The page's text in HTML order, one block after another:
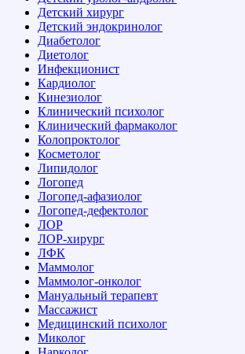
Детский хирург
Детский эндокринолог
Диабетолог
Диетолог
Инфекционист
Кардиолог
Кинезиолог
Клинический психолог
Клинический фармаколог
Колопроктолог
Косметолог
Липидолог
Логопед
Логопед-афазиолог
Логопед-дефектолог
ЛОР
ЛОР-хирург
ЛФК
Маммолог
Маммолог-онколог
Мануальный терапевт
Массажист
Медицинский психолог
Миколог